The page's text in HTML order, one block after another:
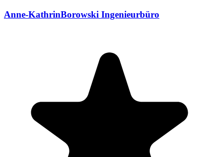
Anne-KathrinBorowski Ingenieurbüro